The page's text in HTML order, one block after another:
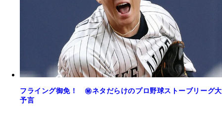
フライング御免！ ㊙ネタだらけのプロ野球ストーブリーグ大
予言